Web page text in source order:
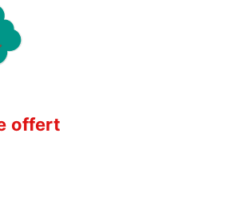
offert